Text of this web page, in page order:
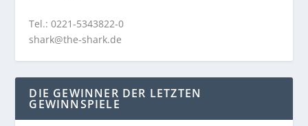
Tel.: 0221-5343822-0
shark@the-shark.de
DIE GEWINNER DER LETZTEN
GEWINNSPIELE